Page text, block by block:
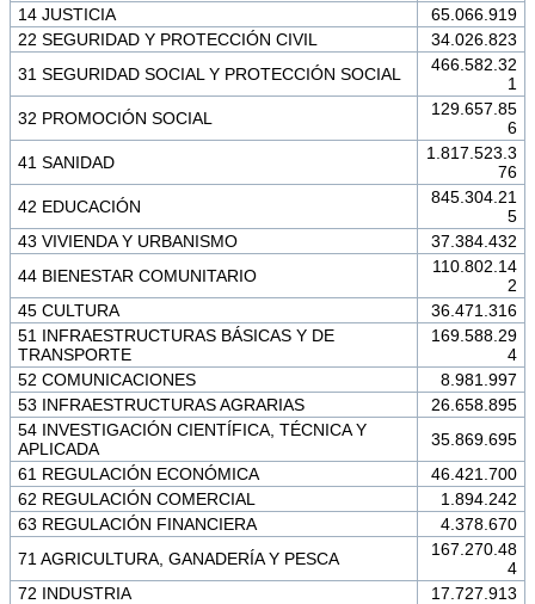
14 JUSTICIA
65.066.919
22 SEGURIDAD Y PROTECCIÓN CIVIL
34.026.823
31 SEGURIDAD SOCIAL Y PROTECCIÓN SOCIAL
466.582.32
1
32 PROMOCIÓN SOCIAL
129.657.85
6
41 SANIDAD
1.817.523.3
76
42 EDUCACIÓN
845.304.21
5
43 VIVIENDA Y URBANISMO
37.384.432
44 BIENESTAR COMUNITARIO
110.802.14
2
45 CULTURA
36.471.316
51 INFRAESTRUCTURAS BÁSICAS Y DE
TRANSPORTE
169.588.29
4
52 COMUNICACIONES
8.981.997
53 INFRAESTRUCTURAS AGRARIAS
26.658.895
54 INVESTIGACIÓN CIENTÍFICA, TÉCNICA Y
APLICADA
35.869.695
61 REGULACIÓN ECONÓMICA
46.421.700
62 REGULACIÓN COMERCIAL
1.894.242
63 REGULACIÓN FINANCIERA
4.378.670
71 AGRICULTURA, GANADERÍA Y PESCA
167.270.48
4
72 INDUSTRIA
17.727.913